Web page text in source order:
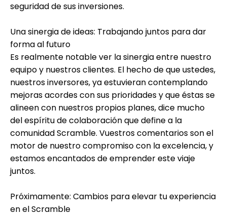
seguridad de sus inversiones.
Una sinergia de ideas: Trabajando juntos para dar
forma al futuro
Es realmente notable ver la sinergia entre nuestro
equipo y nuestros clientes. El hecho de que ustedes,
nuestros inversores, ya estuvieran contemplando
mejoras acordes con sus prioridades y que éstas se
alineen con nuestros propios planes, dice mucho
del espíritu de colaboración que define a la
comunidad Scramble. Vuestros comentarios son el
motor de nuestro compromiso con la excelencia, y
estamos encantados de emprender este viaje
juntos.
Próximamente: Cambios para elevar tu experiencia
en el Scramble